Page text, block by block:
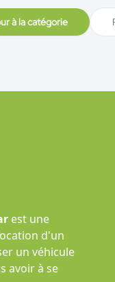
à la catégorie
est une
d'un
un véhicule
avoir à se